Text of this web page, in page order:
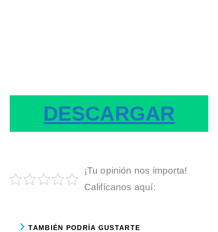
DESCARGAR
¡Tu opinión nos importa!
Califícanos aquí:
TAMBIÉN PODRÍA GUSTARTE